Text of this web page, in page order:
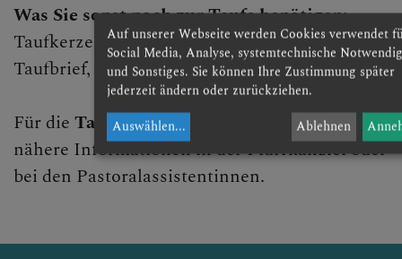
Was Sie sonst noch zur Taufe benötigen:
Taufkerze (Eltern bzw. Paten besorgen)
Taufbrief, …
Für die Taufe von Erwachsenen
erhalten Sie
nähere Informationen in der Pfarrkanzlei oder
bei den Pastoralassistentinnen.
Auf unserer Webseite werden Cookies verwendet
Social Media, Analyse, systemtechnische
und Sonstiges. Sie können Ihre Zustimmung später
jederzeit ändern oder zurückziehen.
Auswählen... Ablehnen